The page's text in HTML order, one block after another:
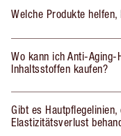
Welche Produkte
Wo kann ich Anti-
Inhaltsstoffen kaufen?
Gibt es
Elastizitätsverlust